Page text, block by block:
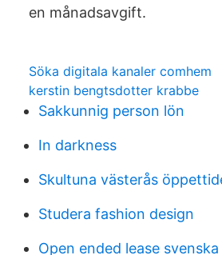
en månadsavgift.
Söka digitala kanaler comhem
kerstin bengtsdotter krabbe
Sakkunnig person lön
In darkness
Skultuna västerås
Studera fashion design
Open ended lease svenska